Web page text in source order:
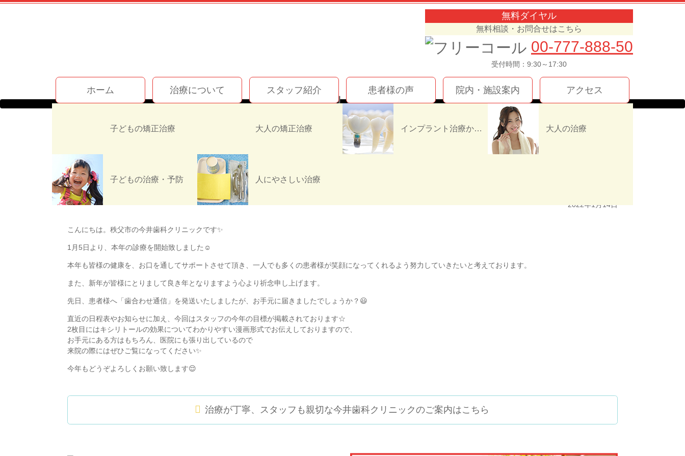
コ
キ
今井歯科クリニック
無料ダイヤル
無料相談・お問合せはこちら
00-777-888-50
受付時間：9:30～17:30
ホーム 治療について
子どもの矯正治療 大人の矯正治療 インプラント治療か入れ歯（義歯）どっちを選ぶ！？ 大人の治療
子どもの治療・予防 人にやさしい治療
スタッフ紹介 患者様の声 院内・施設案内 アクセス
お知らせ
☆新年のごあいさつとお知らせ☆
☆新年のごあいさつとお知らせ☆
2022年1月14日
こんにちは。秩父市の今井歯科クリニックです✨
1月5日より、本年の診療を開始致しました☺️
本年も皆様の健康を、お口を通してサポートさせて頂き、一人でも多くの患者様が笑顔になってくれるよう努力していきたいと考えております。
また、新年が皆様にとりまして良き年となりますよう心より祈念申し上げます。
先日、患者様へ「歯合わせ通信」を発送いたしましたが、お手元に届きましたでしょうか？😃
直近の日程表やお知らせに加え、今回はスタッフの今年の目標が掲載されております☆
2枚目にはキシリトールの効果についてわかりやすい漫画形式でお伝えしておりますので、
お手元にある方はもちろん、医院にも張り出しているので
来院の際にはぜひご覧になってください✨
今年もどうぞよろしくお願い致します😌
治療が丁寧、スタッフも親切な今井歯科クリニックのご案内はこちら